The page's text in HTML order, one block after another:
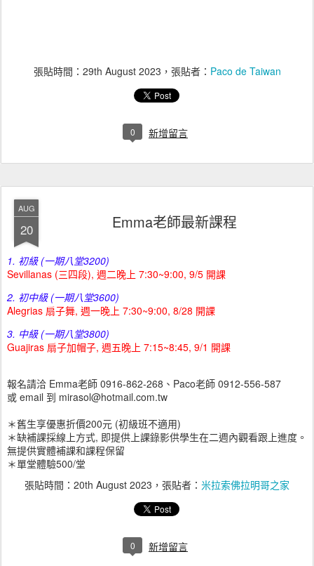
張貼時間： 29th August 2023 ，張貼者： Paco de Taiwan
0 新增留言
AUG
20 Emma老師最新課程
1. 初級 (一期八堂3200)
Sevillanas (三四段), 週二晚上 7:30~9:00, 9/5 開課
2. 初中級 (一期八堂3600)
Alegrias 扇子舞, 週一晚上 7:30~9:00, 8/28 開課
3. 中級 (一期八堂3800)
Guajiras 扇子加帽子, 週五晚上 7:15~8:45, 9/1 開課
報名請洽 Emma老師 0916-862-268、Paco老師 0912-556-587
或 email 到 mirasol@hotmail.com.tw
＊舊生享優惠折價200元 (初級班不適用)
＊缺補課採線上方式, 即提供上課錄影供學生在二週內觀看跟上進度。
無提供實體補課和課程保留
＊單堂體驗500/堂
張貼時間： 20th August 2023 ，張貼者： 米拉索佛拉明哥之家
0 新增留言